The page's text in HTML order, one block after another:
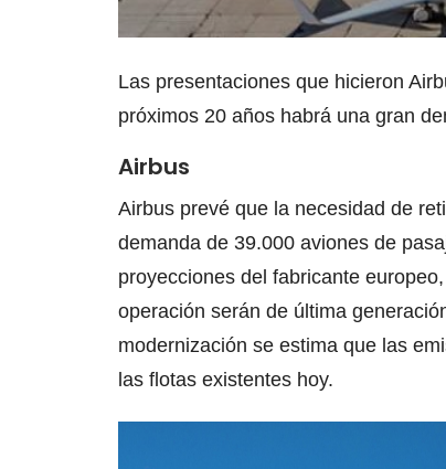
Las presentaciones que hicieron
próximos 20 años habrá una gran
Airbus
Airbus prevé que la necesidad de
demanda de 39.000 aviones de
proyecciones del fabricante
operación serán de última
modernización se estima que las
las flotas existentes hoy.